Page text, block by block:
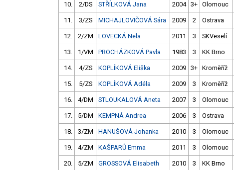
10. 2/DS STŘÍLKOVÁ Jana 2004 3+ Olomouc
11. 3/ZS MICHAJLOVIČOVÁ Sára 2009 2 Ostrava
12. 2/ZM LOVECKÁ Nela 2011 3 SKVeselí
13. 1/VM PROCHÁZKOVÁ Pavla 1983 3 KK Brno
14. 4/ZS KOPLÍKOVÁ Eliška 2009 3+ Kroměříž
15. 5/ZS KOPLÍKOVÁ Adéla 2009 3 Kroměříž
16. 4/DM STLOUKALOVÁ Aneta 2007 3 Olomouc
17. 5/DM KEMPNÁ Andrea 2006 3 Ostrava
18. 3/ZM HANUŠOVÁ Johanka 2010 3 Olomouc
19. 4/ZM KAŠPARŮ Emma 2011 3 Olomouc
20. 5/ZM GROSSOVÁ Elisabeth 2010 3 KK Brno